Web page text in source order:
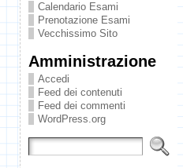
Calendario Esami
Prenotazione Esami
Vecchissimo Sito
Amministrazione
Accedi
Feed dei contenuti
Feed dei commenti
WordPress.org